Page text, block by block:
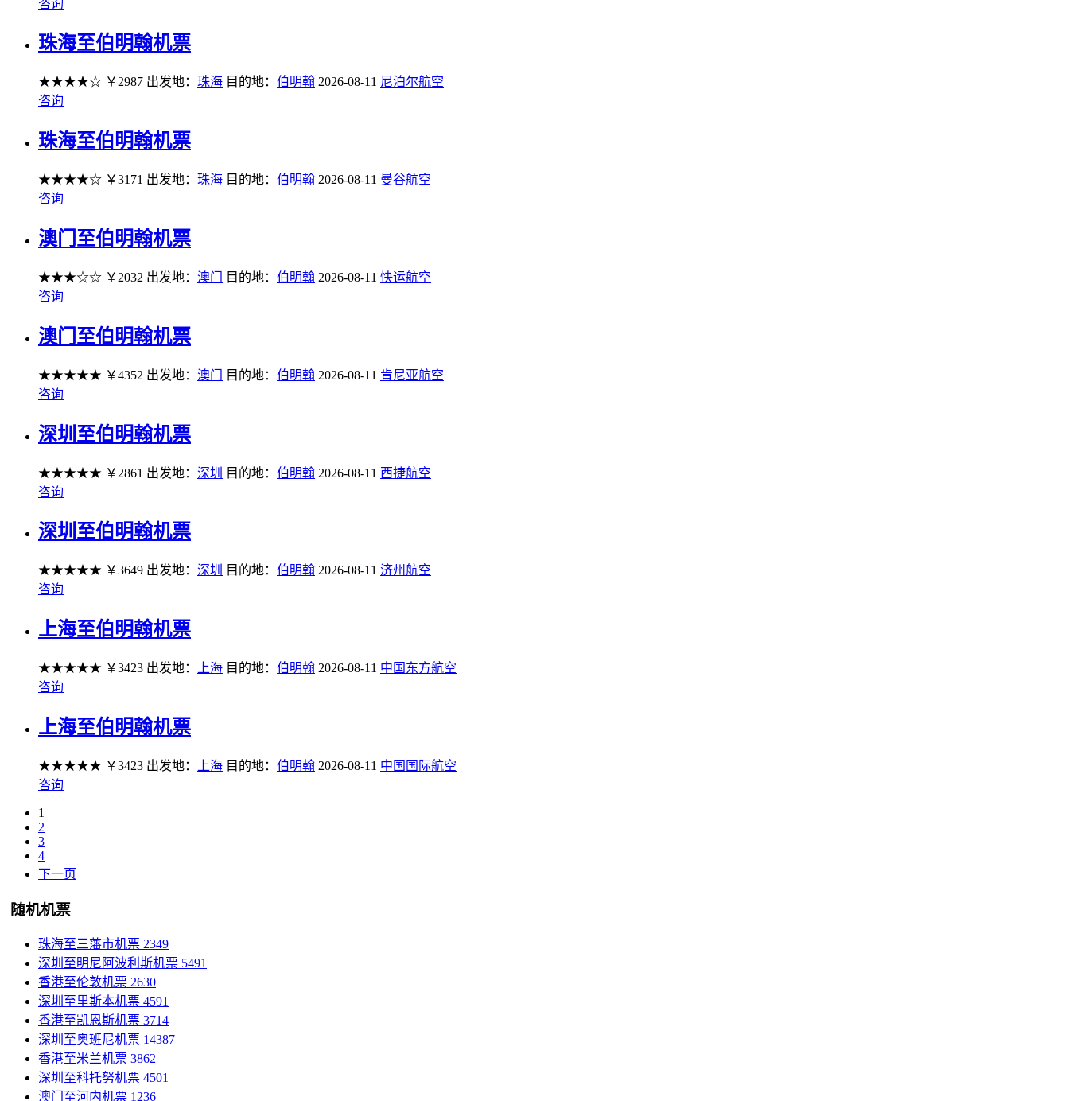
咨询
珠海至伯明翰机票
★★★★☆ ￥2987 出发地： 珠海 目的地： 伯明翰 2026-08-11 尼泊尔航空
咨询
珠海至伯明翰机票
★★★★☆ ￥3171 出发地： 珠海 目的地： 伯明翰 2026-08-11 曼谷航空
咨询
澳门至伯明翰机票
★★★☆☆ ￥2032 出发地： 澳门 目的地： 伯明翰 2026-08-11 快运航空
咨询
澳门至伯明翰机票
★★★★★ ￥4352 出发地： 澳门 目的地： 伯明翰 2026-08-11 肯尼亚航空
咨询
深圳至伯明翰机票
★★★★★ ￥2861 出发地： 深圳 目的地： 伯明翰 2026-08-11 西捷航空
咨询
深圳至伯明翰机票
★★★★★ ￥3649 出发地： 深圳 目的地： 伯明翰 2026-08-11 济州航空
咨询
上海至伯明翰机票
★★★★★ ￥3423 出发地： 上海 目的地： 伯明翰 2026-08-11 中国东方航空
咨询
上海至伯明翰机票
★★★★★ ￥3423 出发地： 上海 目的地： 伯明翰 2026-08-11 中国国际航空
咨询
1
2
3
4
下一页
随机机票
珠海至三藩市机票 2349
深圳至明尼阿波利斯机票 5491
香港至伦敦机票 2630
深圳至里斯本机票 4591
香港至凯恩斯机票 3714
深圳至奥班尼机票 14387
香港至米兰机票 3862
深圳至科托努机票 4501
澳门至河内机票 1236